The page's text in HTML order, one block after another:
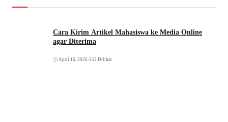
Cara Kirim Artikel Mahasiswa ke Media Online
agar Diterima
April 16, 2026•252 Dilihat